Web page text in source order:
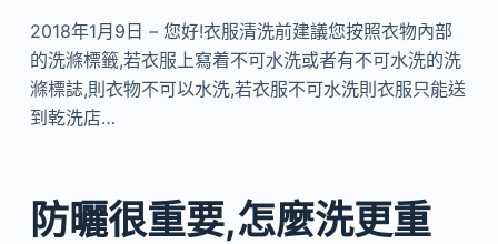
2018年1月9日 – 您好!衣服清洗前建議您按照衣物內部
的洗滌標籤,若衣服上寫着不可水洗或者有不可水洗的洗
滌標誌,則衣物不可以水洗,若衣服不可水洗則衣服只能送
到乾洗店…
防曬很重要,怎麼洗更重